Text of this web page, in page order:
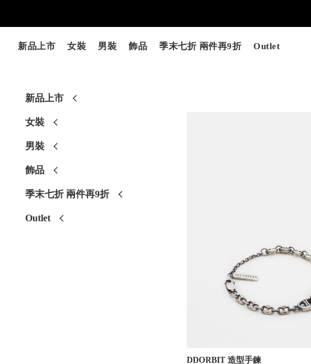
新品上市 女裝 男裝 飾品 季末七折 兩件再9折 Outlet
新品上市
女裝
男裝
飾品
季末七折 兩件再9折
Outlet
DDORBIT 造型手鍊